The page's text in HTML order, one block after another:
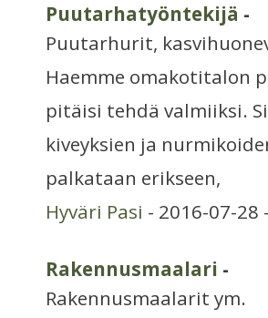
Puutarhatyöntekijä -
Puutarhurit,
Haemme omakotitalon
pitäisi tehdä valmiiksi.
kiveyksien ja
palkataan erikseen,
Hyväri Pasi - 2016-07-28 -
Rakennusmaalari -
Rakennusmaalarit ym.